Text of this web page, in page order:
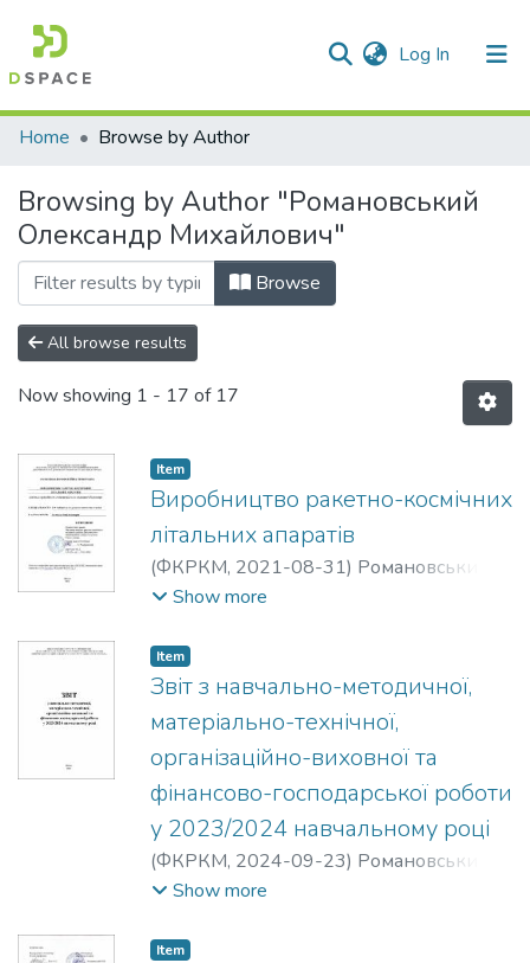
Log In (current)
Communities & Collections
Home Browse by Author
Browsing by Author "Романовський
Олександр Михайлович"
Browse
All browse results
Now showing 1 - 17 of 17
Item
Виробництво ракетно-космічних
літальних апаратів
(ФКРКМ, 2021-08-31) Романовський
Олександр Михайлович
Катерина Григорівна
Show more
Item
Звіт з навчально-методичної,
матеріально-технічної,
організаційно-виховної та
фінансово-господарської роботи
у 2023/2024 навчальному році
(ФКРКМ, 2024-09-23) Романовський
Олександр Михайлович
Show more
Item